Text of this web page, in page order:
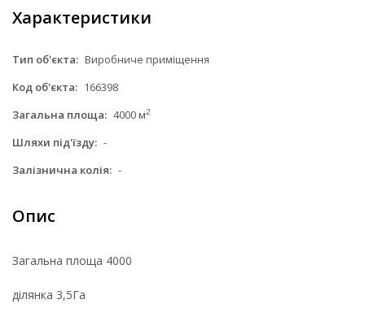
Характеристики
Тип об'єкта: Виробниче приміщення
Код об'єкта: 166398
Загальна площа: 4000 м2
Шляхи під'їзду: -
Залізнична колія: -
Опис
Загальна площа 4000
ділянка 3,5Га